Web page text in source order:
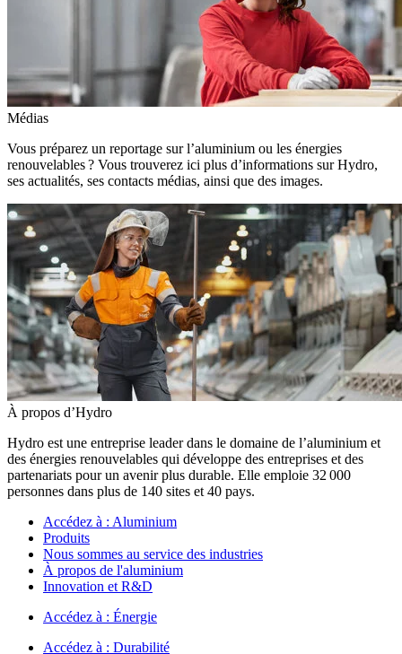
Médias
Vous préparez un reportage sur l’aluminium ou les énergies
renouvelables ? Vous trouverez ici plus d’informations sur Hydro,
ses actualités, ses contacts médias, ainsi que des images.
À propos d’Hydro
Hydro est une entreprise leader dans le domaine de l’aluminium et
des énergies renouvelables qui développe des entreprises et des
partenariats pour un avenir plus durable. Elle emploie 32 000
personnes dans plus de 140 sites et 40 pays.
Accédez à : Aluminium
Produits
Nous sommes au service des industries
À propos de l'aluminium
Innovation et R&D
Accédez à : Énergie
Accédez à : Durabilité